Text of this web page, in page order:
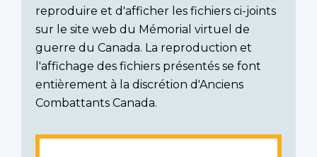
reproduire et d'afficher les fichiers ci-joints
sur le site web du Mémorial virtuel de
guerre du Canada. La reproduction et
l'affichage des fichiers présentés se font
entièrement à la discrétion d'Anciens
Combattants Canada.